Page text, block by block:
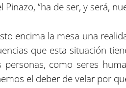
Pinazo, “ha de ser, y será,
encima la mesa una
que esta situación
personas, como seres
el deber de velar por